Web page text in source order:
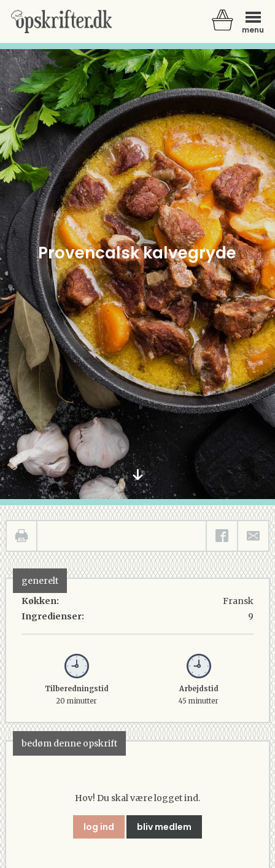
menu
Der er ingen varer i din kurv.
Provencalsk kalvegryde
generelt
Køkken:
Ingredienser:
Fransk
9
Tilberedningstid
20 minutter
Arbejdstid
45 minutter
bedøm denne opskrift
Hov! Du skal være logget ind.
log ind bliv medlem